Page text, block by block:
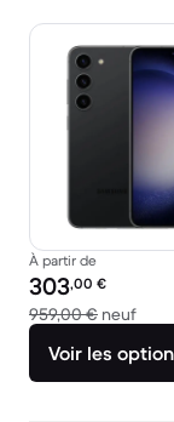
À partir de
Prix reconditionné :
303,00 €
959,00 € neuf
Voir les